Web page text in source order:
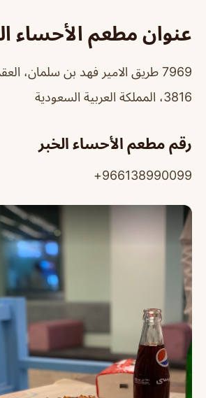
عنوان مطعم الأحساء
3816، المملكة العربية السعودية
رقم مطعم الأحساء الخبر
966138990099+